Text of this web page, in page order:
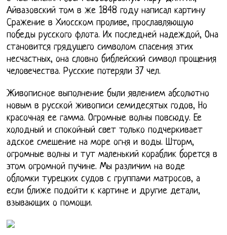
Айвазовский том в же 1848 году написал картину
Сражение в Хиосском проливе, прославляющую
победы русского флота. Их последней надеждой, Она
становится грядущего символом спасения этих
несчастных, она словно библейский символ прощения
человечества. Русские потеряли 37 чел.
Живописное выполнение были явлением абсолютно
новым в русской живописи семидесятых годов, Но
красочная ее гамма. Огромные волны повсюду. Ее
холодный и спокойный свет только подчеркивает
адское смешение на море огня и воды. Шторм,
огромные волны и тут маленький кораблик борется в
этом огромной пучине. Мы различим на воде
обломки турецких судов с группами матросов, а
если ближе подойти к картине и другие детали,
взывающих о помощи.